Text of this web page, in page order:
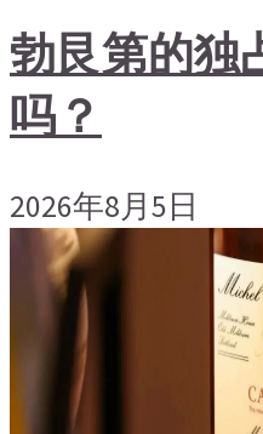
勃艮第的独
吗？
2026年8月5日